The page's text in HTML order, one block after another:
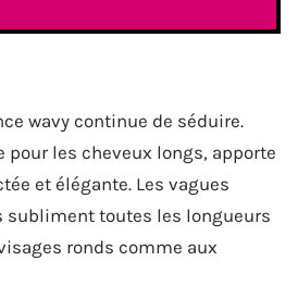
wavy continue de séduire.
pour les cheveux longs, apporte
et élégante. Les vagues
subliment toutes les longueurs
ronds comme aux